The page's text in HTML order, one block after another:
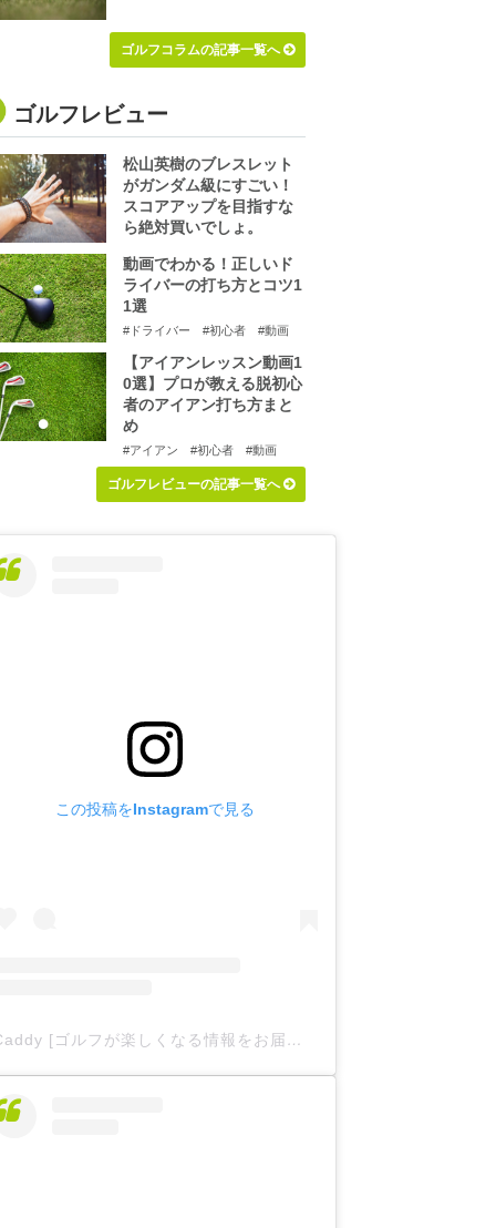
ゴルフコラムの記事一覧へ
ゴルフレビュー
松山英樹のブレスレット
がガンダム級にすごい！
スコアアップを目指すな
ら絶対買いでしょ。
動画でわかる！正しいド
ライバーの打ち方とコツ1
1選
#ドライバー #初心者 #動画
【アイアンレッスン動画1
0選】プロが教える脱初心
者のアイアン打ち方まと
め
#アイアン #初心者 #動画
ゴルフレビューの記事一覧へ
この投稿をInstagramで見る
Caddy [ゴルフが楽しくなる情報をお届け